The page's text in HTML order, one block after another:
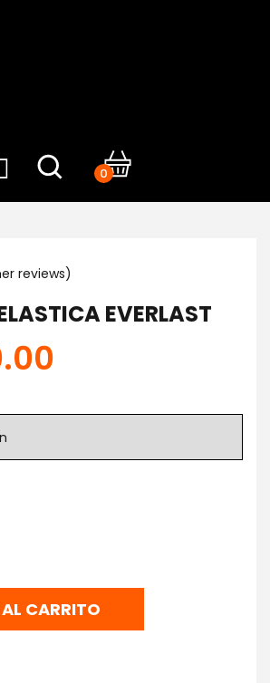
0
reviews)
EVERLAST
CARRITO